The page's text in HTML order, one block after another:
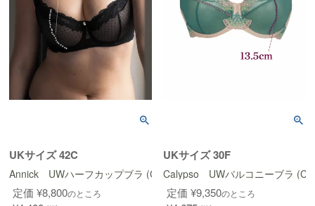
UKサイズ 42C
Annick UWハーフカップブラ (Couture Design)
定価 ¥8,800のところ
UKサイズ 30F
Calypso UWバルコニーブラ
定価 ¥9,350のところ